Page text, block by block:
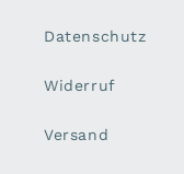
Datenschutz
Widerruf
Versand